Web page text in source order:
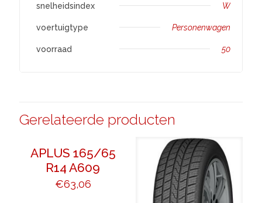
snelheidsindex W
voertuigtype Personenwagen
voorraad 50
Gerelateerde producten
APLUS 165/65
R14 A609
€63,06